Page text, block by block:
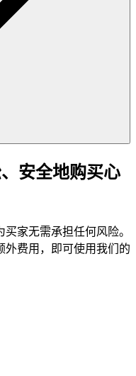
安全地购买心
家无需承担任何风险。
外费用，即可使用我们的